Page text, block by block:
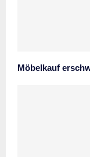
Möbelkauf